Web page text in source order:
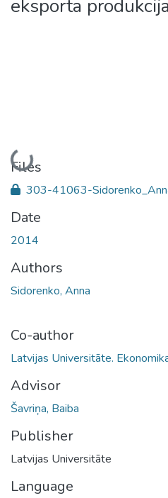
eksporta
Loading...
Files
303-41063-
Date
2014
Authors
Sidorenko, Anna
Co-author
Latvijas Universitāte.
Advisor
Šavriņa, Baiba
Publisher
Latvijas Universitāte
Language